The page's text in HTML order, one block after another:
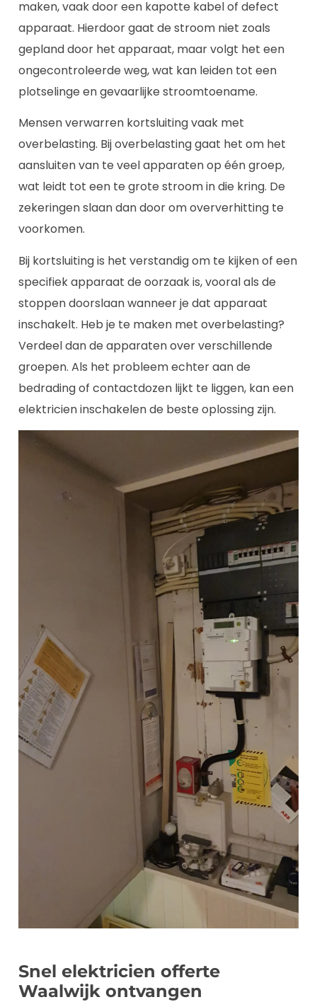
maken, vaak door een kapotte kabel of defect
apparaat. Hierdoor gaat de stroom niet zoals
gepland door het apparaat, maar volgt het een
ongecontroleerde weg, wat kan leiden tot een
plotselinge en gevaarlijke stroomtoename.
Mensen verwarren kortsluiting vaak met
overbelasting. Bij overbelasting gaat het om het
aansluiten van te veel apparaten op één groep,
wat leidt tot een te grote stroom in die kring. De
zekeringen slaan dan door om oververhitting te
voorkomen.
Bij kortsluiting is het verstandig om te kijken of een
specifiek apparaat de oorzaak is, vooral als de
stoppen doorslaan wanneer je dat apparaat
inschakelt. Heb je te maken met overbelasting?
Verdeel dan de apparaten over verschillende
groepen. Als het probleem echter aan de
bedrading of contactdozen lijkt te liggen, kan een
elektricien inschakelen de beste oplossing zijn.
Snel elektricien offerte
Waalwijk ontvangen